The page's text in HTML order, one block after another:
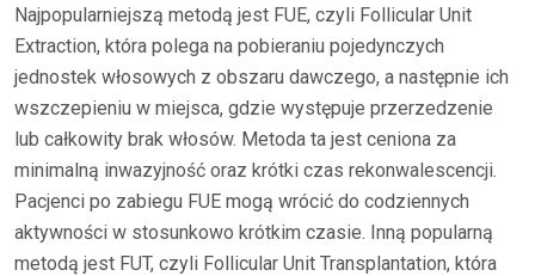
Najpopularniejszą metodą jest FUE, czyli Follicular Unit
Extraction, która polega na pobieraniu pojedynczych
jednostek włosowych z obszaru dawczego, a następnie ich
wszczepieniu w miejsca, gdzie występuje przerzedzenie
lub całkowity brak włosów. Metoda ta jest ceniona za
minimalną inwazyjność oraz krótki czas rekonwalescencji.
Pacjenci po zabiegu FUE mogą wrócić do codziennych
aktywności w stosunkowo krótkim czasie. Inną popularną
metodą jest FUT, czyli Follicular Unit Transplantation, która